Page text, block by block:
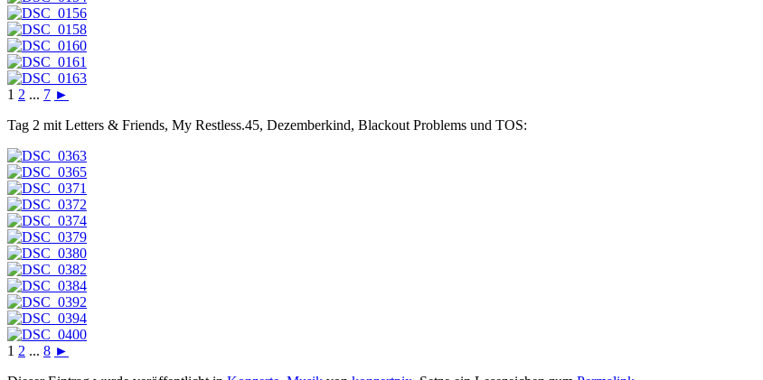
1 2 ... 7 ►
Tag 2 mit Letters & Friends, My Restless.45, Dezemberkind, Blackout Problems und TOS:
1 2 ... 8 ►